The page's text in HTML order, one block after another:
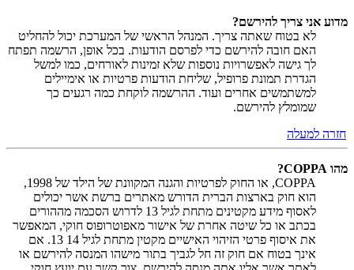
מדוע אני צריך להירשם?
לא בטוח שאתה צריך. המנהל הראשי של המערכת יכול להחליט
האם חובה להירשם כדי לפרסם הודעות. בכל אופן, הרשמה תפתח
לך גישה לאפשרויות נוספות שלא זמינות לאורחים, כמו למשל
הגדרת תמונת פרופיל, שליחת הודעות פרטיות או אימיילים
למשתמשים אחרים ועוד. ההרשמה לוקחת כמה רגעים כך
שמומלץ להירשם.
חזרה למעלה
מהו COPPA?
COPPA, או החוק לפרטיות והגנה המקוונת של הילד של 1998,
הוא חוק בארצות הברית הדורש מאתרים ברשת אשר יכולים
לאסוף מידע מקטינים מתחת לגיל 13 לדרוש הסכמה מההורים
בכתב או כל שיטה אחרת של אישור מאפוטרופוס חוקי, המאפשר
את איסוף פרטי הזיהוי האישיים מקטין מתחת לגיל 14 13. אם
אינך בטוח אם חוק זה חל לגביך בתור מישהו המנסה להירשם או